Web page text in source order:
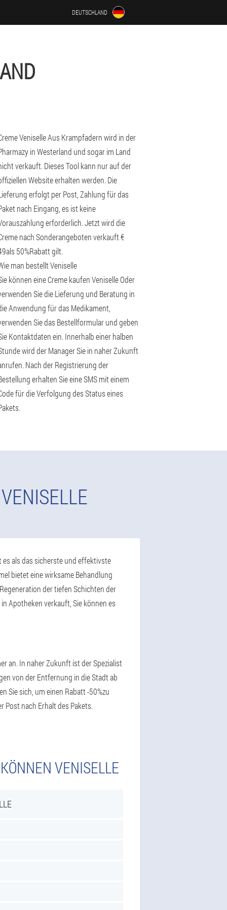
DEUTSCHLAND
Veniselle Aus Krampfadern wird in der
in Westerland und sogar im Land
verkauft. Dieses Tool kann nur auf der
Website erhalten werden. Die
erfolgt per Post, Zahlung für das
nach Eingang, es ist keine
erforderlich. Jetzt wird die
nach Sonderangeboten verkauft €
50%Rabatt gilt.
man bestellt Veniselle
können eine Creme kaufen Veniselle Oder
Sie die Lieferung und Beratung in
Anwendung für das Medikament,
Sie das Bestellformular und geben
Kontaktdaten ein. Innerhalb einer halben
wird der Manager Sie in naher Zukunft
Nach der Registrierung der
erhalten Sie eine SMS mit einem
für die Verfolgung des Status eines
es als das sicherste und effektivste
bietet eine wirksame Behandlung
der tiefen Schichten der
Apotheken verkauft, Sie können es
an. In naher Zukunft ist der Spezialist
von der Entfernung in die Stadt ab
Sie sich, um einen Rabatt -50%zu
Post nach Erhalt des Pakets.
VENISELLE